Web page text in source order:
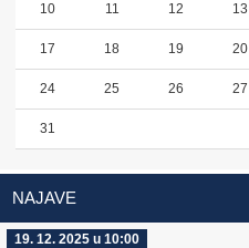
10 11 12 13
17 18 19 20
24 25 26 27
31
NAJAVE
19. 12. 2025 u 10:00